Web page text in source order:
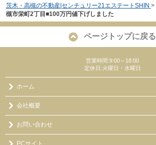
茨木・高槻の不動産|センチュリー21エステートSHIN >
槻市栄町2丁目■100万円値下げしました
ページトップに戻る
営業時間:9:00～18:00
定休日:火曜日・水曜日
ホーム
会社概要
お問い合わせ
PCサイト